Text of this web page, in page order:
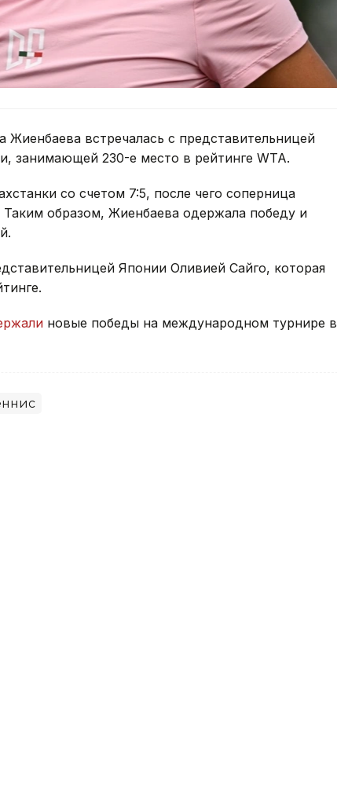
Жиенбаева встречалась с представительницей
занимающей 230-е место в рейтинге WTA.
со счетом 7:5, после чего соперница
Таким образом, Жиенбаева одержала победу и
Японии Оливией Сайго, которая
новые победы на международном турнире в